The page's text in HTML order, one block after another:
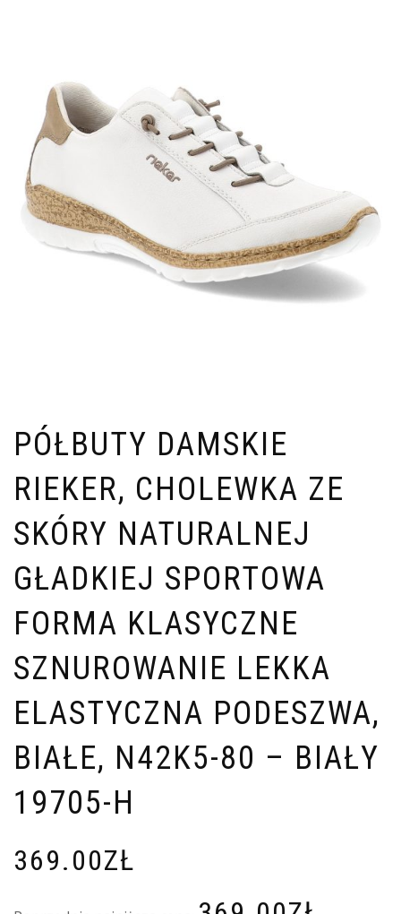
PÓŁBUTY DAMSKIE
RIEKER, CHOLEWKA ZE
SKÓRY NATURALNEJ
GŁADKIEJ SPORTOWA
FORMA KLASYCZNE
SZNUROWANIE LEKKA
ELASTYCZNA PODESZWA,
BIAŁE, N42K5-80 – BIAŁY
19705-H
369.00ZŁ